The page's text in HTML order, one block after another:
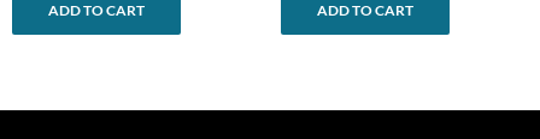
ADD TO CART ADD TO CART